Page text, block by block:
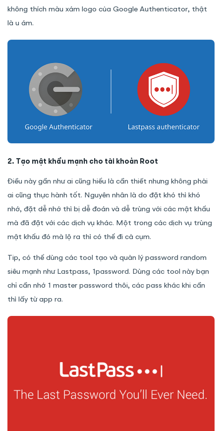
không thích màu xám logo của Google Authenticator, thật
là u ám.
2. Tạo mật khẩu mạnh cho tài khoản Root
Điều này gần như ai cũng hiểu là cần thiết nhưng không phải
ai cũng thực hành tốt. Nguyên nhân là do đặt khó thì khó
nhớ, đặt dễ nhớ thì bị dễ đoán và dễ trùng với các mật khẩu
mà đã đặt với các dịch vụ khác. Một trong các dịch vụ trùng
mật khẩu đó mà lộ ra thì có thể đi cả cụm.
Tip, có thể dùng các tool tạo và quản lý password random
siêu mạnh như Lastpass, 1password. Dùng các tool này bạn
chỉ cần nhớ 1 master password thôi, các pass khác khi cần
thì lấy từ app ra.